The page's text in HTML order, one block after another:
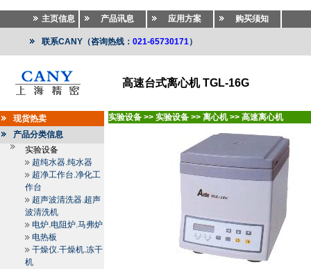
主页信息 产品讯息 应用方案 购买须知
联系CANY（咨询热线： 021-65730171）
高速台式离心机 TGL-16G
现货热卖
产品分类信息
实验设备
超纯水器.纯水器
超净工作台.净化工
作台
超声波清洗器.超声
波清洗机
电炉.电阻炉.马弗炉
电热板
干燥仪.干燥机.冻干
机
实验设备 >> 实验设备 >> 离心机 >> 高速离心机